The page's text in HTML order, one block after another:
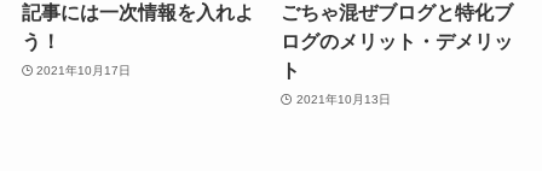
記事には一次情報を入れよ
う！
2021年10月17日
ごちゃ混ぜブログと特化ブ
ログのメリット・デメリッ
ト
2021年10月13日